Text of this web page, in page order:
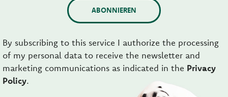
ABONNIEREN
By subscribing to this service I authorize the processing
of my personal data to receive the newsletter and
marketing communications as indicated in the Privacy
Policy.